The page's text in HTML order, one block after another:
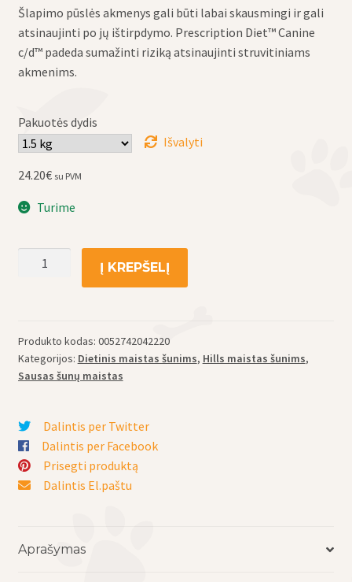
24.20€
through
Šlapimo pūslės akmenys gali būti labai skausmingi ir gali
atsinaujinti po jų ištirpdymo. Prescription Diet™ Canine
c/d™ padeda sumažinti riziką atsinaujinti struvitiniams
akmenims.
Pakuotės dydis
Išvalyti
24.20€ su PVM
Turime
produkto
maistas
šunims
Prescription
c/d
-
sumažinti
struvitų
fosfatų
Į KREPŠELĮ
Produkto kodas: 0052742042220
Kategorijos: Dietinis maistas šunims, Hills maistas šunims,
Sausas šunų maistas
Dalintis per Twitter
Dalintis per Facebook
Prisegti produktą
Dalintis El.paštu
Aprašymas